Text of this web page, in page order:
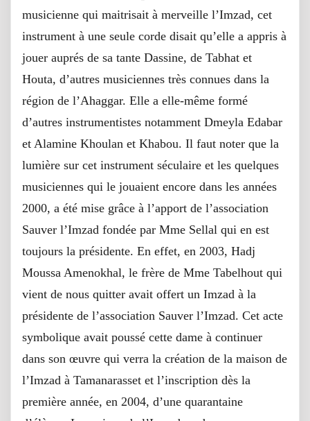
musicienne qui maitrisait à merveille l’Imzad, cet
instrument à une seule corde disait qu’elle a appris à
jouer auprés de sa tante Dassine, de Tabhat et
Houta, d’autres musiciennes très connues dans la
région de l’Ahaggar. Elle a elle-même formé
d’autres instrumentistes notamment Dmeyla Edabar
et Alamine Khoulan et Khabou. Il faut noter que la
lumière sur cet instrument séculaire et les quelques
musiciennes qui le jouaient encore dans les années
2000, a été mise grâce à l’apport de l’association
Sauver l’Imzad fondée par Mme Sellal qui en est
toujours la présidente. En effet, en 2003, Hadj
Moussa Amenokhal, le frère de Mme Tabelhout qui
vient de nous quitter avait offert un Imzad à la
présidente de l’association Sauver l’Imzad. Cet acte
symbolique avait poussé cette dame à continuer
dans son œuvre qui verra la création de la maison de
l’Imzad à Tamanarasset et l’inscription dès la
première année, en 2004, d’une quarantaine